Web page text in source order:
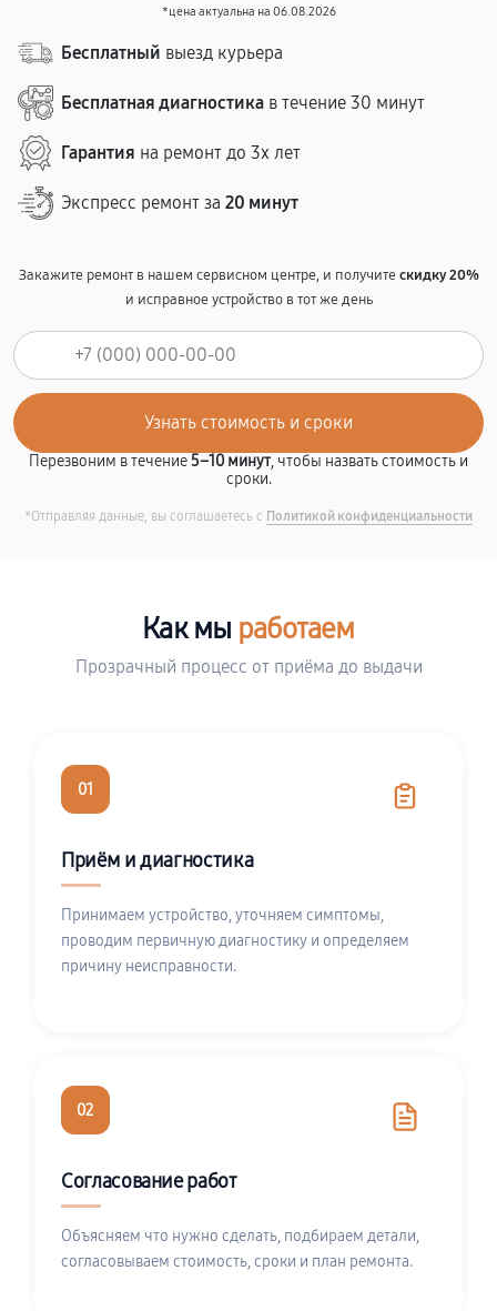
*цена актуальна на 06.08.2026
Бесплатный выезд курьера
Бесплатная диагностика в течение 30 минут
Гарантия на ремонт до 3х лет
Экспресс ремонт за 20 минут
Закажите ремонт в нашем сервисном центре, и получитескидку 20%
и исправное устройство в тот же день
Перезвоним в течение5–10 минут, чтобы назвать стоимость и
сроки.
*Отправляя данные, вы соглашаетесь с Политикой конфиденциальности
Как мы работаем
Прозрачный процесс от приёма до выдачи
01
Приём и диагностика
Принимаем устройство, уточняем симптомы,
проводим первичную диагностику и определяем
причину неисправности.
02
Согласование работ
Объясняем что нужно сделать, подбираем детали,
согласовываем стоимость, сроки и план ремонта.